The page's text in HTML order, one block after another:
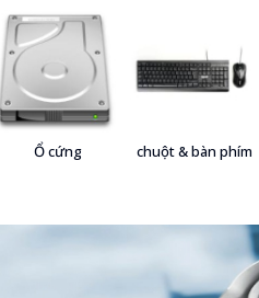
Ổ cứng chuột & bàn phím